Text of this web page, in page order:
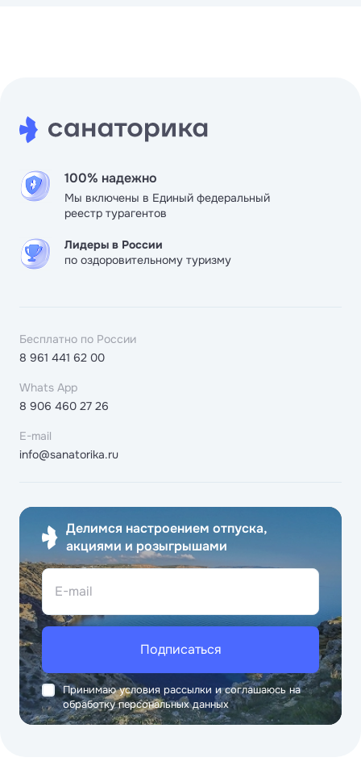
100% надежно
Мы включены в Единый федеральный
реестр турагентов
Лидеры в России
по оздоровительному туризму
Бесплатно по России
8 961 441 62 00
Whats App
8 906 460 27 26
E-mail
info@sanatorika.ru
Делимся настроением отпуска,
акциями и розыгрышами
E-mail
Подписаться
Принимаю условия рассылки и соглашаюсь на
обработку персональных данных